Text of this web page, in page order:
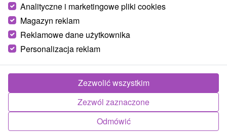
Lokalizacja
Analityczne i marketingowe pliki cookies
Magazyn reklam
Reklamowe dane użytkownika
Personalizacja reklam
Odmówić
Zezwól zaznaczone
Zezwolić wszystkim